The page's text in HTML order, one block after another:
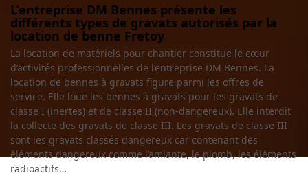
L’entreprise DM Bennes présente les
différents types de gravats autorisés par la
location de benne Fretoy
La location de matériels pour chantier constitue le cœur
d’activités professionnelles de l’entreprise DM Bennes. La
location de bennes à gravats figure parmi les offres de
service. Elle loue les bennes à gravats pour les gravats de
classe I (inertes) et de classe II (non-dangereux). Elle interdit
la collecte des gravats de classe III. Les gravats de classe III
sont les gravats classés dangereux car contenant des
éléments dangereux comme l’amiante, le plomb, les éléments
radioactifs…